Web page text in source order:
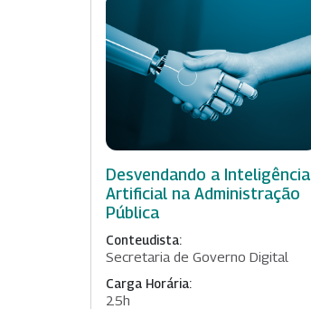
Desvendando a Inteligência
Artificial na Administração
Pública
Conteudista:
Secretaria de Governo Digital
Carga Horária:
25h